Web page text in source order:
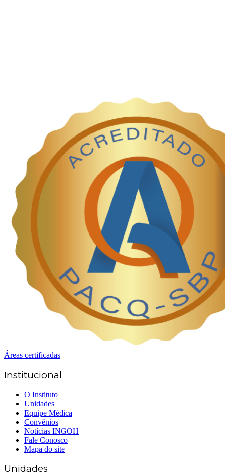
Áreas certificadas
Institucional
O Instituto
Unidades
Equipe Médica
Convênios
Notícias INGOH
Fale Conosco
Mapa do site
Unidades